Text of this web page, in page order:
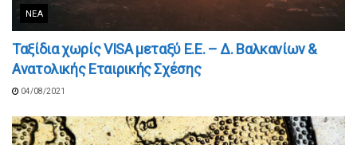
ΝΈΑ
Ταξίδια χωρίς VISA μεταξύ Ε.Ε. – Δ. Βαλκανίων &
Ανατολικής Εταιρικής Σχέσης
04/08/2021